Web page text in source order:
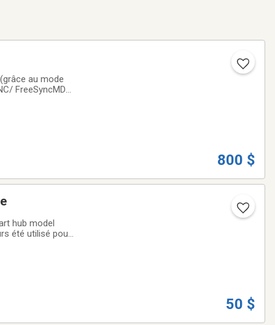
au mode
FreeSyncMD
800 $
hub model
été utilisé pour
50 $